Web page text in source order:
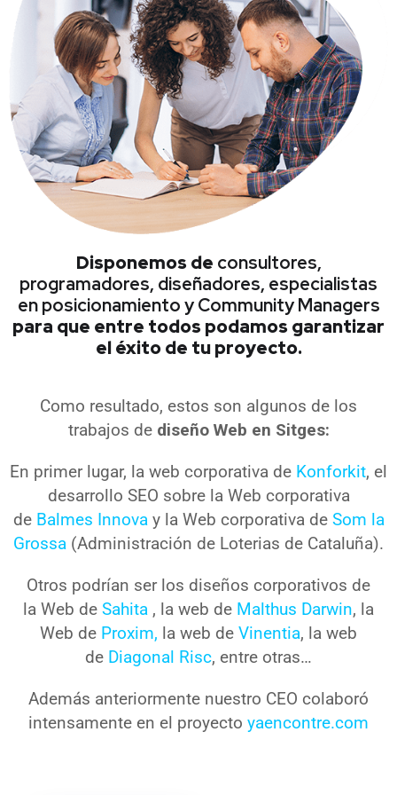
Disponemos de consultores,
programadores, diseñadores, especialistas
en posicionamiento y Community Managers
para que entre todos podamos garantizar
el éxito de tu proyecto.
Como resultado, estos son algunos de los
trabajos de diseño Web en Sitges:
En primer lugar, la web corporativa de Konforkit, el
desarrollo SEO sobre la Web corporativa
de Balmes Innova y la Web corporativa de Som la
Grossa (Administración de Loterias de Cataluña).
Otros podrían ser los diseños corporativos de
la Web de Sahita , la web de Malthus Darwin, la
Web de Proxim, la web de Vinentia, la web
de Diagonal Risc, entre otras…
Además anteriormente nuestro CEO colaboró
intensamente en el proyecto yaencontre.com